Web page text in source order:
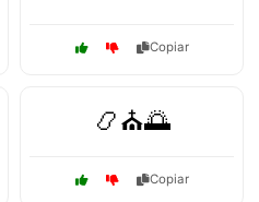
Copiar
📿⛪🌅
Copiar